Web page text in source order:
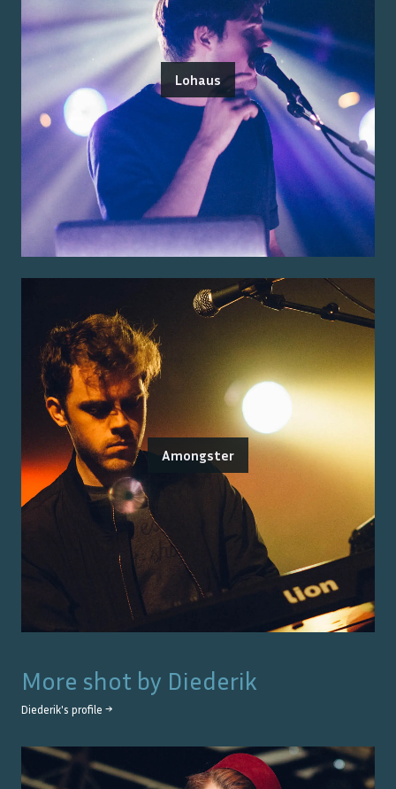
Lohaus
Amongster
More shot by Diederik
Diederik's profile →